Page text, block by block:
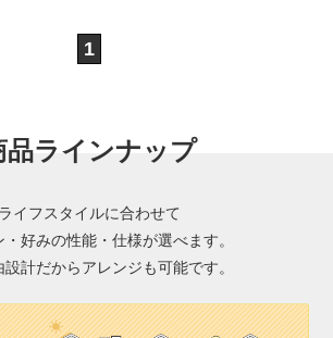
1
品ラインナップ
ライフスタイルに合わせて
好みの性能・仕様が選べます。
設計だからアレンジも可能です。